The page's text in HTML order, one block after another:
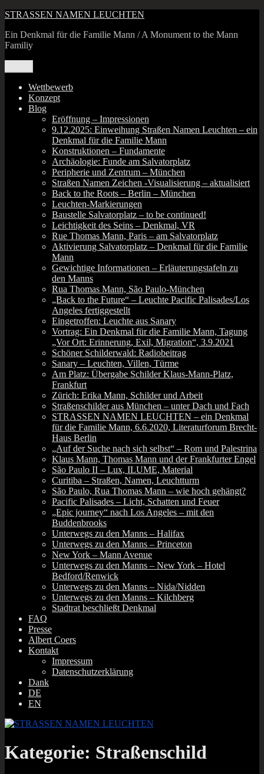
Zum
springen
STRASSEN NAMEN LEUCHTEN
Ein Denkmal für die Familie Mann / A Monument to the Mann
Familiy
Wettbewerb
Konzept
Blog
Eröffnung – Impressionen
9.12.2025: Einweihung Straßen Namen Leuchten – ein
Denkmal für die Familie Mann
Konstruktionen – Fundamente
Archäologie: Funde am Salvatorplatz
Peripherie und Zentrum – München
Straßen Namen Zeichen ‑Visualisierung – aktualisiert
Back to the Roots – Berlin – München
Leuchten-Markierungen
Baustelle Salvatorplatz – to be continued!
Leichtigkeit des Seins – Denkmal, VR
Rue Thomas Mann, Paris – am Salvatorplatz
Aktivierung Salvatorplatz – Denkmal für die Familie
Mann
Gewichtige Informationen – Erläuterungstafeln zu
den Manns
Rua Thomas Mann, São Paulo-München
„Back to the Future“ – Leuchte Pacific Palisades/Los
Angeles fertiggestellt
Eingetroffen: Leuchte aus Sanary
Vortrag: Ein Denkmal für die Familie Mann, Tagung
„Vor Ort: Erinnerung, Exil, Migration“, 3.9.2021
Schöner Schilderwald: Radiobeitrag
Sanary – Leuchten, Villen, Türme
Am Platz: Übergabe Schilder Klaus-Mann-Platz,
Frankfurt
Zürich: Erika Mann, Schilder und Arbeit
Straßenschilder aus München – unter Dach und Fach
STRASSEN NAMEN LEUCHTEN – ein Denkmal
für die Familie Mann, 6.6.2020, Literaturforum Brecht-
Haus Berlin
„Auf der Suche nach sich selbst“ – Rom und Palestrina
Klaus Mann, Thomas Mann und der Frankfurter Engel
São Paulo II – Lux, ILUME, Material
Curitiba – Straßen, Namen, Leuchtturm
São Paulo, Rua Thomas Mann – wie hoch gehängt?
Pacific Palisades – Licht, Schatten und Feuer
„Epic journey“ nach Los Angeles – mit den
Buddenbrooks
Unterwegs zu den Manns – Halifax
Unterwegs zu den Manns – Princeton
New York – Mann Avenue
Unterwegs zu den Manns – New York – Hotel
Bedford/Renwick
Unterwegs zu den Manns – Nida/Nidden
Unterwegs zu den Manns – Kilchberg
Stadtrat beschließt Denkmal
FAQ
Presse
Albert Coers
Kontakt
Impressum
Datenschutzerklärung
Dank
DE
EN
Kategorie: Straßenschild